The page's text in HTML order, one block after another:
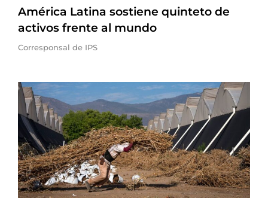
América Latina sostiene quinteto de
activos frente al mundo
Corresponsal de IPS